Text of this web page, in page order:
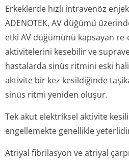
Erkeklerde hızlı intravenöz
ADENOTEK, AV düğümü
etki AV düğümünü kapsayan
aktivitelerini kesebilir ve
hastalarda sinüs ritmini eski
aktivite bir kez kesildiğinde
sinüs ritmi yeniden oluşur.
Tek akut elektriksel aktivite
engellemekte genellikle
Atriyal fibrilasyon ve atriyal